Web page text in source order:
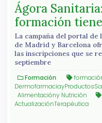
Ágora
formación
La campaña del portal
de Madrid y Barcelona
las inscripciones que se
septiembre
Formación
Alimentacióny Nutrición
ActualizaciónTerapéutica